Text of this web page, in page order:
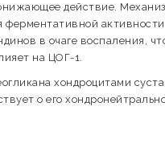
действие.
ферментативной
в очаге воспаления,
на ЦОГ-1.
хондроцитами
о его